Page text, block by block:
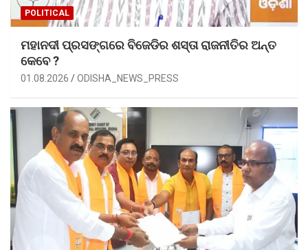
POLITICAL
ମହାନଦୀ ପ୍ରସଙ୍ଗରେ ବିଜେଡିର ଶସ୍ତା ରାଜନୀତିର ଅନ୍ତ
କେବେ ?
01.08.2026 ODISHA_NEWS_PRESS